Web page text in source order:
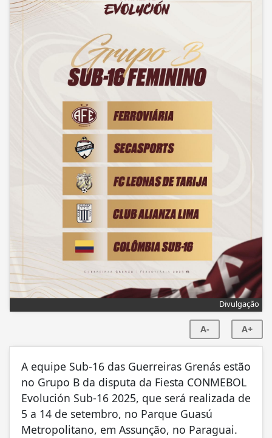
Divulgação
A- A+
A equipe Sub-16 das Guerreiras Grenás estão
no Grupo B da disputa da Fiesta CONMEBOL
Evolución Sub-16 2025, que será realizada de
5 a 14 de setembro, no Parque Guasú
Metropolitano, em Assunção, no Paraguai.